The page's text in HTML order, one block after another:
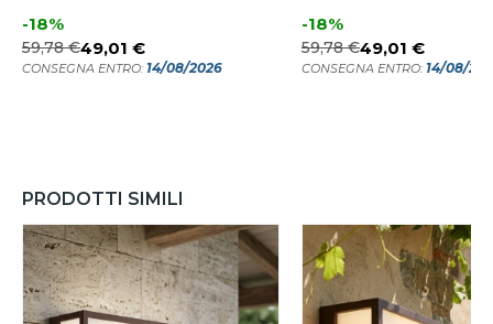
-18%
59,78 €49,01 €
CONSEGNA ENTRO: 14/08/2026
-18%
59,78 €49,01 €
CONSEGNA ENTRO: 14/08/
PRODOTTI SIMILI